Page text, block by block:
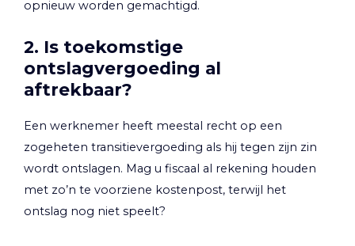
opnieuw worden gemachtigd.
2. Is toekomstige
ontslagvergoeding al
aftrekbaar?
Een werknemer heeft meestal recht op een
zogeheten transitievergoeding als hij tegen zijn zin
wordt ontslagen. Mag u fiscaal al rekening houden
met zo’n te voorziene kostenpost, terwijl het
ontslag nog niet speelt?